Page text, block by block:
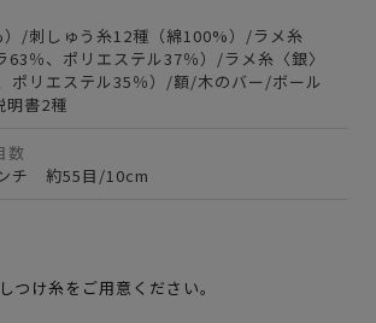
/刺しゅう糸12種（綿100%）/ラメ糸
63％、ポリエステル37％）/ラメ糸〈銀〉
ポリエステル35％）/額/木のバー/ボール
明書2種
数
チ 約55目/10cm
け糸をご用意ください。